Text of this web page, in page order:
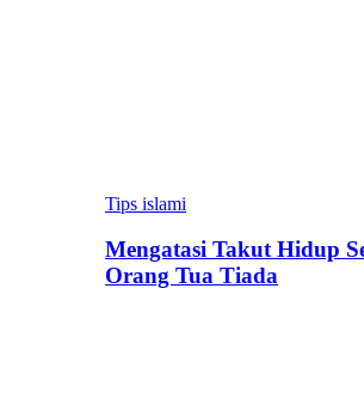
Tips islami
Mengatasi Takut Hidup
Orang Tua Tiada